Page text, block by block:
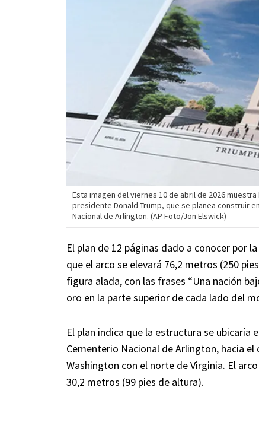
Esta imagen del viernes 10 de abril de 2026
presidente Donald Trump, que se planea construir
Nacional de Arlington. (AP Foto/Jon Elswick)
El plan de 12 páginas dado a conocer por
que el arco se elevará 76,2 metros (250
figura alada, con las frases “Una nación
oro en la parte superior de cada lado del
El plan indica que la estructura se ubicaría
Cementerio Nacional de Arlington, hacia
Washington con el norte de Virginia. El
30,2 metros (99 pies de altura).